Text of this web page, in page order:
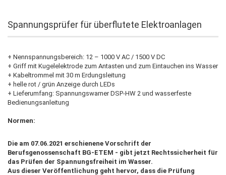
Spannungsprüfer für überflutete Elektroanlagen
+ Nennspannungsbereich: 12 – 1000 V AC / 1500 V DC
+ Griff mit Kugelelektrode zum Antasten und zum Eintauchen ins Wasser
+ Kabeltrommel mit 30 m Erdungsleitung
+ helle rot / grün Anzeige durch LEDs
+ Lieferumfang: Spannungswarner DSP-HW 2 und wasserfeste
Bedienungsanleitung
Normen:
Die am 07.06.2021 erschienene Vorschrift der
Berufsgenossenschaft BG-ETEM - gibt jetzt Rechtssicherheit für
das Prüfen der Spannungsfreiheit im Wasser.
Aus dieser Veröffentlichung geht hervor, dass die Prüfung